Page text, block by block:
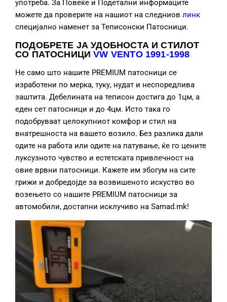
употреба. За Повеќе и Подетални информаците
можете да проверите на нашиот на следниов линк
специјално наменет за Теписонски Патосници.
ПОДОБРЕТЕ ЈА УДОБНОСТА И СТИЛОТ
СО ПАТОСНИЦИVW VENTO 1991-1998
Не само што нашите PREMIUM патосници се
изработени по мерка, туку, нудат и неспоредлива
заштита. Дебелината на теписон достига до 1цм, а
еден сет патосници и до 4цм. Исто така го
подобруваат целокупниот комфор и стил на
внатрешноста на вашето возило. Без разлика дали
одите на работа или одите на патување, ќе го цените
луксузното чувство и естетската привлечност на
овие врвни патосници. Кажете им збогум на сите
грижи и добредојде за возвишеното искуство во
возењето со нашите PREMIUM патосници за
автомобили, достапни исклучиво на Samad.mk!